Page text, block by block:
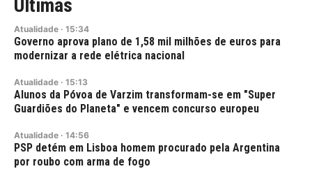
Últimas
Atualidade · 15:34
Governo aprova plano de 1,58 mil milhões de euros para
modernizar a rede elétrica nacional
Atualidade · 15:13
Alunos da Póvoa de Varzim transformam-se em "Super
Guardiões do Planeta" e vencem concurso europeu
Atualidade · 14:56
PSP detém em Lisboa homem procurado pela Argentina
por roubo com arma de fogo